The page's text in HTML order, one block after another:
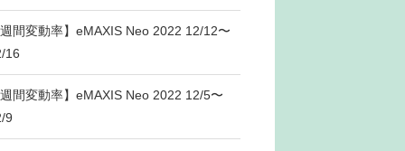
週間変動率】eMAXIS Neo 2022 12/12〜
16
週間変動率】eMAXIS Neo 2022 12/5〜
9